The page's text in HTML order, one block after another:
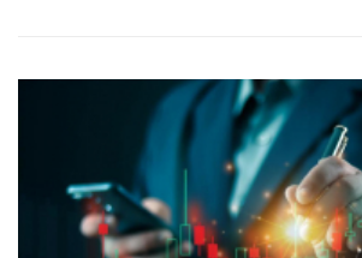
貨、先囤再說」的搶料海嘯。